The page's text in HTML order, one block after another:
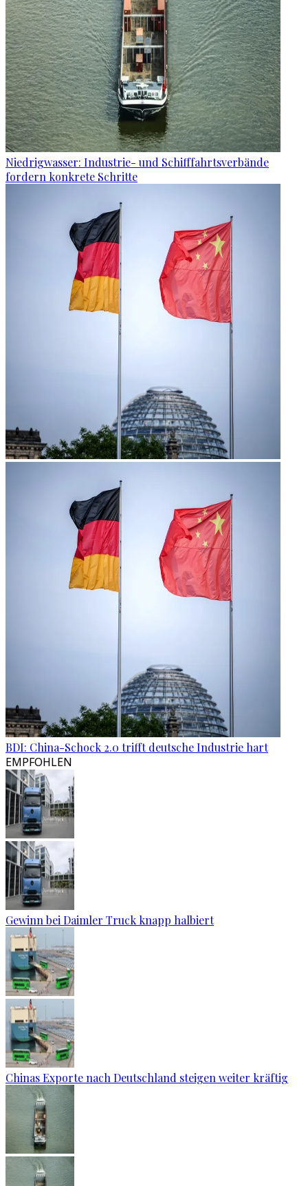
Niedrigwasser: Industrie- und Schifffahrtsverbände
fordern konkrete Schritte
BDI: China-Schock 2.0 trifft deutsche Industrie hart
EMPFOHLEN
Gewinn bei Daimler Truck knapp halbiert
Chinas Exporte nach Deutschland steigen weiter kräftig